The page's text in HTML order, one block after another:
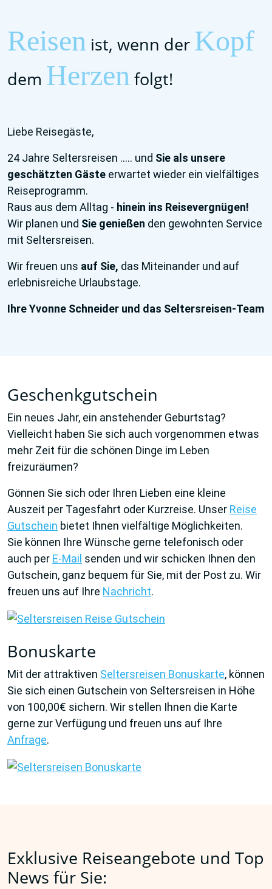
Reisen ist, wenn der Kopf
dem Herzen folgt!
Liebe Reisegäste,
24 Jahre Seltersreisen ..... und Sie als unsere
geschätzten Gäste erwartet wieder ein vielfältiges
Reiseprogramm.
Raus aus dem Alltag - hinein ins Reisevergnügen!
Wir planen und Sie genießen den gewohnten Service
mit Seltersreisen.
Wir freuen uns auf Sie, das Miteinander und auf
erlebnisreiche Urlaubstage.
Ihre Yvonne Schneider und das Seltersreisen-Team
Geschenkgutschein
Ein neues Jahr, ein anstehender Geburtstag?
Vielleicht haben Sie sich auch vorgenommen etwas
mehr Zeit für die schönen Dinge im Leben
freizuräumen?
Gönnen Sie sich oder Ihren Lieben eine kleine
Auszeit per Tagesfahrt oder Kurzreise. Unser Reise
Gutschein bietet Ihnen vielfältige Möglichkeiten.
Sie können Ihre Wünsche gerne telefonisch oder
auch per E-Mail senden und wir schicken Ihnen den
Gutschein, ganz bequem für Sie, mit der Post zu. Wir
freuen uns auf Ihre Nachricht.
Bonuskarte
Mit der attraktiven Seltersreisen Bonuskarte, können
Sie sich einen Gutschein von Seltersreisen in Höhe
von 100,00€ sichern. Wir stellen Ihnen die Karte
gerne zur Verfügung und freuen uns auf Ihre
Anfrage.
Exklusive Reiseangebote und Top
News für Sie: